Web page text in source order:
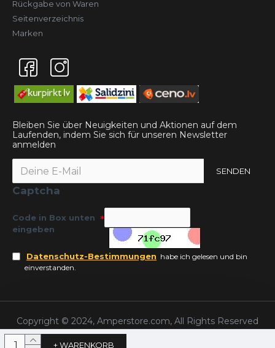
+ WARENKORB
Rückgabe von Waren
Seitenverzeichnis
Marken
Bleiben Sie über Neuigkeiten und Aktionen auf dem
Laufenden, indem Sie sich für unseren Newsletter
anmelden
SENDEN
Captcha
Code in Box unten
eingeben
Datenschutz-Bestimmungen habe ich gelesen und bin
einverstanden.
Copyright © 2024, Amperstore.com, All Rights Reserved